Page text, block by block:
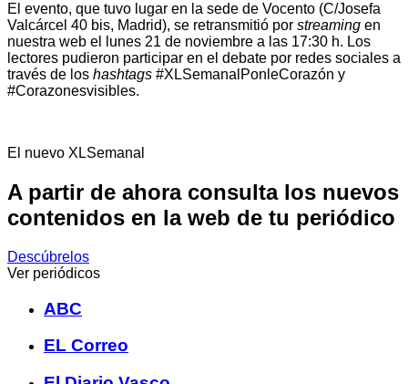
El evento, que tuvo lugar en la sede de Vocento (C/Josefa
Valcárcel 40 bis, Madrid), se retransmitió por streaming en
nuestra web el lunes 21 de noviembre a las 17:30 h. Los
lectores pudieron participar en el debate por redes sociales a
través de los hashtags #XLSemanalPonleCorazón y
#Corazonesvisibles.
El nuevo XLSemanal
A partir de ahora consulta los nuevos
contenidos en la web de tu periódico
Descúbrelos
Ver periódicos
ABC
EL Correo